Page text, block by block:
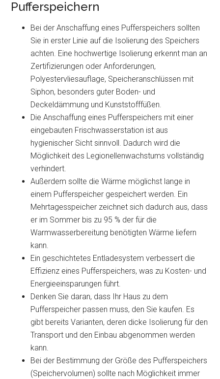
Pufferspeichern
Bei der Anschaffung eines Pufferspeichers sollten
Sie in erster Linie auf die Isolierung des Speichers
achten. Eine hochwertige Isolierung erkennt man an
Zertifizierungen oder Anforderungen,
Polyestervliesauflage, Speicheranschlüssen mit
Siphon, besonders guter Boden- und
Deckeldämmung und Kunststofffüßen.
Die Anschaffung eines Pufferspeichers mit einer
eingebauten Frischwasserstation ist aus
hygienischer Sicht sinnvoll. Dadurch wird die
Möglichkeit des Legionellenwachstums vollständig
verhindert.
Außerdem sollte die Wärme möglichst lange in
einem Pufferspeicher gespeichert werden. Ein
Mehrtagesspeicher zeichnet sich dadurch aus, dass
er im Sommer bis zu 95 % der für die
Warmwasserbereitung benötigten Wärme liefern
kann.
Ein geschichtetes Entladesystem verbessert die
Effizienz eines Pufferspeichers, was zu Kosten- und
Energieeinsparungen führt.
Denken Sie daran, dass Ihr Haus zu dem
Pufferspeicher passen muss, den Sie kaufen. Es
gibt bereits Varianten, deren dicke Isolierung für den
Transport und den Einbau abgenommen werden
kann.
Bei der Bestimmung der Größe des Pufferspeichers
(Speichervolumen) sollte nach Möglichkeit immer